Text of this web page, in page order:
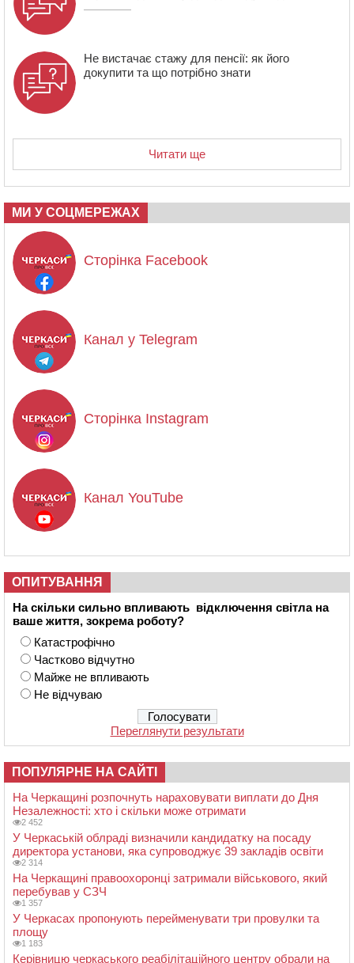
Не вистачає стажу для пенсії: як його
докупити та що потрібно знати
Читати ще
МИ У СОЦМЕРЕЖАХ
Сторінка Facebook
Канал у Telegram
Сторінка Instagram
Канал YouTube
ОПИТУВАННЯ
На скільки сильно впливають відключення світла на
ваше життя, зокрема роботу?
Катастрофічно
Частково відчутно
Майже не впливають
Не відчуваю
Переглянути результати
ПОПУЛЯРНЕ НА САЙТІ
На Черкащині розпочнуть нараховувати виплати до Дня
Незалежності: хто і скільки може отримати
2 452
У Черкаській облраді визначили кандидатку на посаду
директора установи, яка супроводжує 39 закладів освіти
2 314
На Черкащині правоохоронці затримали військового, який
перебував у СЗЧ
1 357
У Черкасах пропонують перейменувати три провулки та
площу
1 183
Керівницю черкаського реабілітаційного центру обрали на